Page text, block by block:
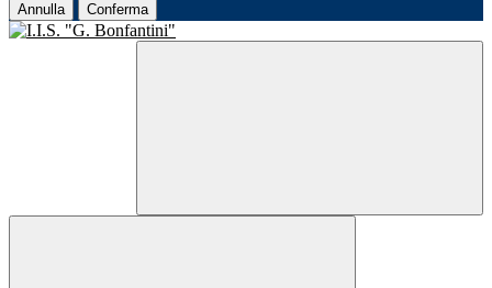
Annulla Conferma